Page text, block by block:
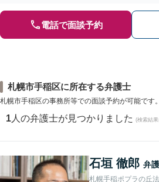
電話で面談予約
札幌市手稲区に所在する弁護士
札幌市手稲区の事務所等での面談予約が可能です。
1 人の弁護士が見つかりました (検索結
石垣 徹郎 弁
札幌手稲ポプラの丘